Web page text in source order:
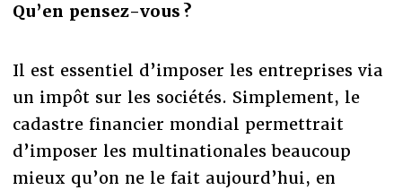
Qu’en pensez-vous ?
Il est essentiel d’imposer les entreprises via
un impôt sur les sociétés. Simplement, le
cadastre financier mondial permettrait
d’imposer les multinationales beaucoup
mieux qu’on ne le fait aujourd’hui, en